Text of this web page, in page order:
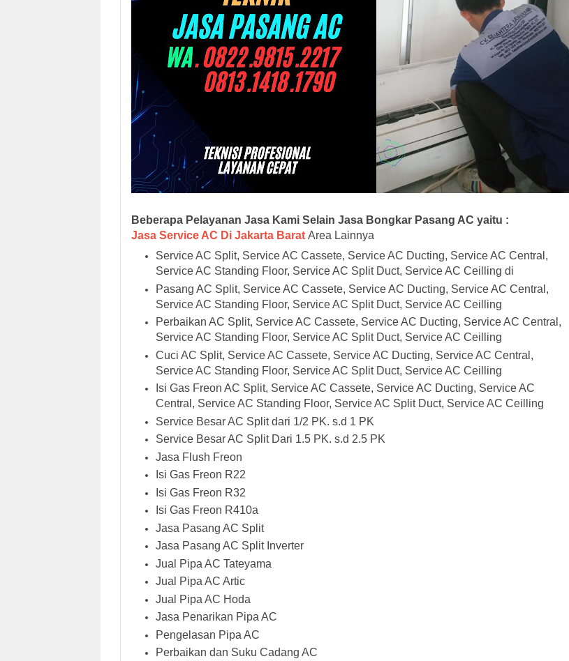
Beberapa Pelayanan Jasa Kami Selain Jasa Bongkar Pasang AC yaitu :
Jasa Service AC Di Jakarta Barat Area Lainnya
Service AC Split, Service AC Cassete, Service AC Ducting, Service AC Central,
Service AC Standing Floor, Service AC Split Duct, Service AC Ceilling di
Pasang AC Split, Service AC Cassete, Service AC Ducting, Service AC Central,
Service AC Standing Floor, Service AC Split Duct, Service AC Ceilling
Perbaikan AC Split, Service AC Cassete, Service AC Ducting, Service AC Central,
Service AC Standing Floor, Service AC Split Duct, Service AC Ceilling
Cuci AC Split, Service AC Cassete, Service AC Ducting, Service AC Central,
Service AC Standing Floor, Service AC Split Duct, Service AC Ceilling
Isi Gas Freon AC Split, Service AC Cassete, Service AC Ducting, Service AC
Central, Service AC Standing Floor, Service AC Split Duct, Service AC Ceilling
Service Besar AC Split dari 1/2 PK. s.d 1 PK
Service Besar AC Split Dari 1.5 PK. s.d 2.5 PK
Jasa Flush Freon
Isi Gas Freon R22
Isi Gas Freon R32
Isi Gas Freon R410a
Jasa Pasang AC Split
Jasa Pasang AC Split Inverter
Jual Pipa AC Tateyama
Jual Pipa AC Artic
Jual Pipa AC Hoda
Jasa Penarikan Pipa AC
Pengelasan Pipa AC
Perbaikan dan Suku Cadang AC